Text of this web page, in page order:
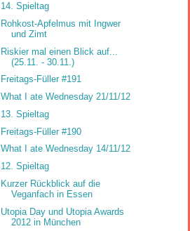
14. Spieltag
Rohkost-Apfelmus mit Ingwer
und Zimt
Riskier mal einen Blick auf...
(25.11. - 30.11.)
Freitags-Füller #191
What I ate Wednesday 21/11/12
13. Spieltag
Freitags-Füller #190
What I ate Wednesday 14/11/12
12. Spieltag
Kurzer Rückblick auf die
Veganfach in Essen
Utopia Day und Utopia Awards
2012 in München